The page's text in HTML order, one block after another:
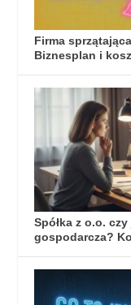
Firma
Biznesplan i
Spółka z o.o.
gospodarcza?